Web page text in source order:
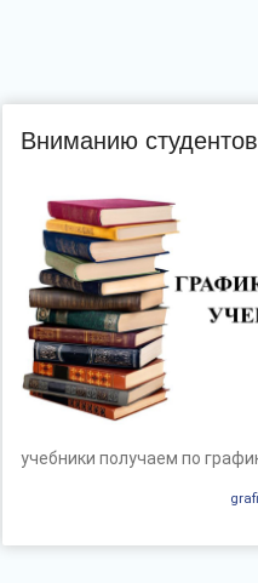
Вниманию
учебники получаем по